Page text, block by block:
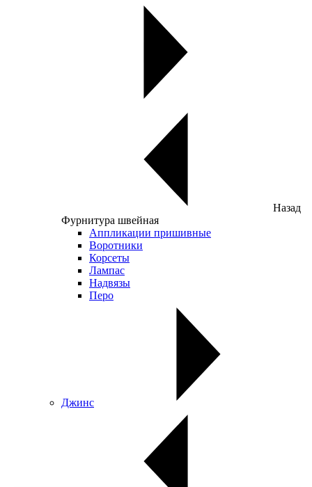
Назад
Фурнитура швейная
Аппликации пришивные
Воротники
Корсеты
Лампас
Надвязы
Перо
Джинс